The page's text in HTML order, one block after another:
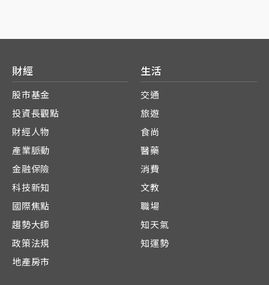
財經
股市基金
投資長觀點
財經人物
產業脈動
金融保險
科技新知
國際焦點
趨勢大師
政策法規
地產房市
生活
交通
旅遊
食尚
醫藥
消費
文教
職場
知天氣
知運勢